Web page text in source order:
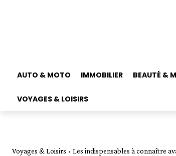
AUTO & MOTO IMMOBILIER BEAUTÉ &
VOYAGES & LOISIRS
Voyages & Loisirs Les indispensables à connaître